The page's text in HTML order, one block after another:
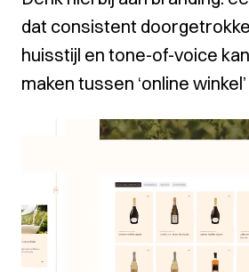
dat consistent
huisstijl en tone-of-voice
maken tussen ‘online winkel’